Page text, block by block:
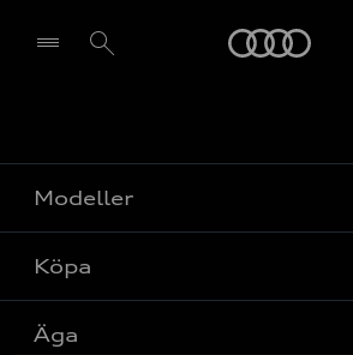
Modeller
Alla modeller
Elbilar
Köpa
Privaterbjudanden
Äga